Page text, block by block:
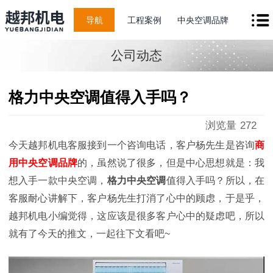
导航 工程案例 中央空调品牌
公司动态
格力中央空调值得入手吗？
浏览量 272
今天越邦机电客服接到一个咨询电话，客户杨先生是咨询商
用中央空调品牌的，虽然说了很多，但是中心思想就是：我
想入手一款中央空调， 格力中央空调值得入手吗？所以，在
客服耐心讲解下，客户杨先生打消了心中的顾虑，于是乎，
越邦机电小编觉得，这应该是很多客户心中的疑虑吧，所以
就有了今天的推文，一起往下文看吧~